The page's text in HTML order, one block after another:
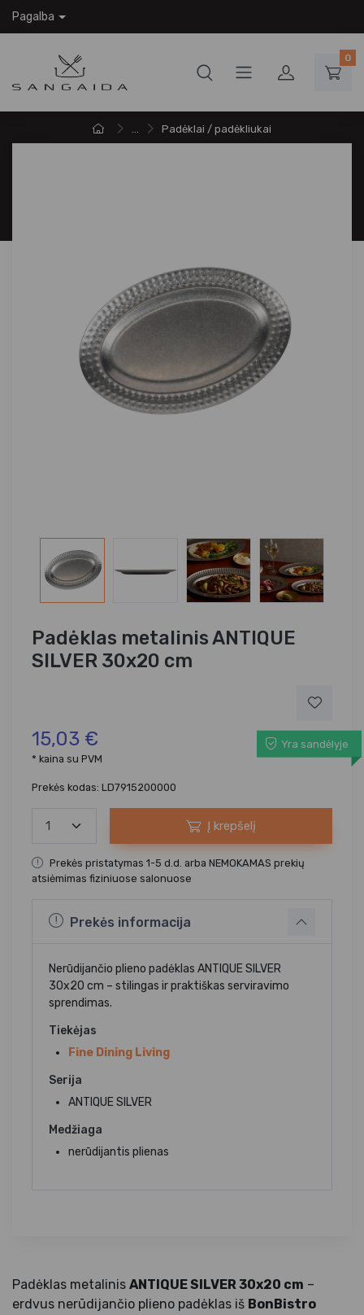
Pagalba
0
... Padėklai / padėkliukai
Padėklas metalinis ANTIQUE
SILVER 30x20 cm
15,03 €
Yra sandėlyje
* kaina su PVM
Prekės kodas: LD7915200000
Į krepšelį
Prekės pristatymas 1-5 d.d. arba NEMOKAMAS prekių
atsiėmimas fiziniuose salonuose
Prekės informacija
Nerūdijančio plieno padėklas ANTIQUE SILVER
30x20 cm – stilingas ir praktiškas serviravimo
sprendimas.
Tiekėjas
Fine Dining Living
Serija
ANTIQUE SILVER
Medžiaga
nerūdijantis plienas
Padėklas metalinis ANTIQUE SILVER 30x20 cm –
erdvus nerūdijančio plieno padėklas iš BonBistro